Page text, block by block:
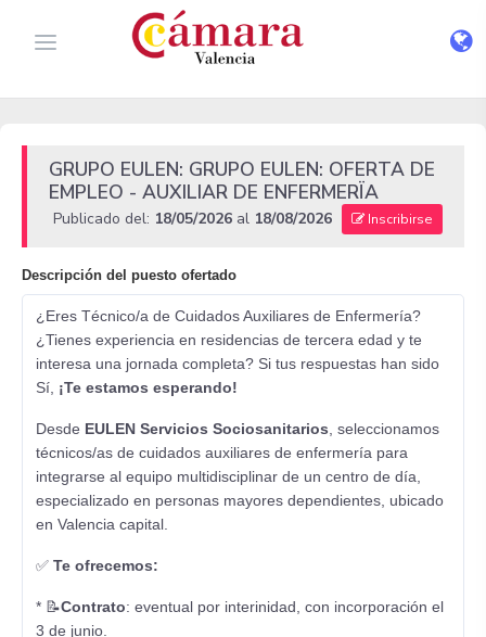
GRUPO EULEN: GRUPO EULEN: OFERTA DE
EMPLEO - AUXILIAR DE ENFERMERÏA
Publicado del: 18/05/2026 al 18/08/2026 Inscribirse
Descripción del puesto ofertado
¿Eres Técnico/a de Cuidados Auxiliares de Enfermería?
¿Tienes experiencia en residencias de tercera edad y te
interesa una jornada completa? Si tus respuestas han sido
Sí, ¡Te estamos esperando!
Desde EULEN Servicios Sociosanitarios , seleccionamos
técnicos/as de cuidados auxiliares de enfermería para
integrarse al equipo multidisciplinar de un centro de día,
especializado en personas mayores dependientes, ubicado
en Valencia capital.
✅ Te ofrecemos:
* 📝Contrato: eventual por interinidad, con incorporación el
3 de junio.